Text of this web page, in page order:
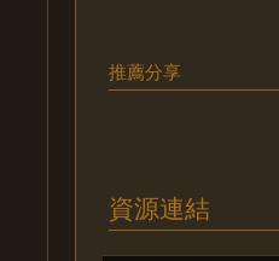
推薦分享
資源連結